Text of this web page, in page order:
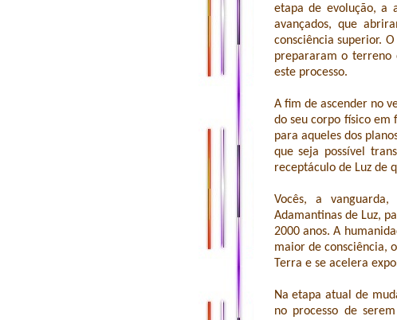
etapa de evolução, a
avançados, que
consciência superior.
prepararam o terreno
este processo.
A fim de ascender no
do seu corpo físico em
para aqueles dos
que seja possível
receptáculo de Luz de
Vocês, a
Adamantinas de Luz,
2000 anos. A
maior de consciência,
Terra e se acelera
Na etapa atual de
no processo de